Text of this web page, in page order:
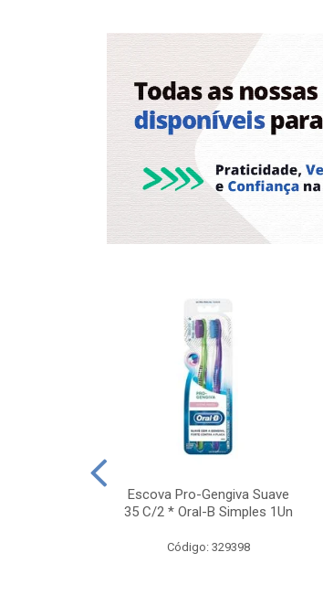
Escova Pro-Gengiva Suave
35 C/2 * Oral-B Simples 1Un
Código: 329398